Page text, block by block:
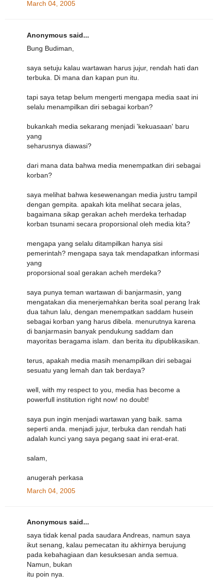
March 04, 2005
Anonymous said...
Bung Budiman,
saya setuju kalau wartawan harus jujur, rendah hati dan
terbuka. Di mana dan kapan pun itu.
tapi saya tetap belum mengerti mengapa media saat ini
selalu menampilkan diri sebagai korban?
bukankah media sekarang menjadi 'kekuasaan' baru
yang
seharusnya diawasi?
dari mana data bahwa media menempatkan diri sebagai
korban?
saya melihat bahwa kesewenangan media justru tampil
dengan gempita. apakah kita melihat secara jelas,
bagaimana sikap gerakan acheh merdeka terhadap
korban tsunami secara proporsional oleh media kita?
mengapa yang selalu ditampilkan hanya sisi
pemerintah? mengapa saya tak mendapatkan informasi
yang
proporsional soal gerakan acheh merdeka?
saya punya teman wartawan di banjarmasin, yang
mengatakan dia menerjemahkan berita soal perang Irak
dua tahun lalu, dengan menempatkan saddam husein
sebagai korban yang harus dibela. menurutnya karena
di banjarmasin banyak pendukung saddam dan
mayoritas beragama islam. dan berita itu dipublikasikan.
terus, apakah media masih menampilkan diri sebagai
sesuatu yang lemah dan tak berdaya?
well, with my respect to you, media has become a
powerfull institution right now! no doubt!
saya pun ingin menjadi wartawan yang baik. sama
seperti anda. menjadi jujur, terbuka dan rendah hati
adalah kunci yang saya pegang saat ini erat-erat.
salam,
anugerah perkasa
March 04, 2005
Anonymous said...
saya tidak kenal pada saudara Andreas, namun saya
ikut senang, kalau pemecatan itu akhirnya berujung
pada kebahagiaan dan kesuksesan anda semua.
Namun, bukan
itu poin nya.